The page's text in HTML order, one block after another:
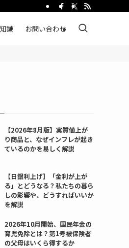
識 お問い合わせ
【2026年8月版】実質値上が
り商品と、なぜインフレが起き
ているのかを易しく解説
【日銀利上げ】「金利が上が
る」とどうなる？私たちの暮ら
しの影響や、どうすればいいか
を解説
2026年10月開始、国民年金の
育児免除とは？第1号被保険者
の父母はいくら得するか